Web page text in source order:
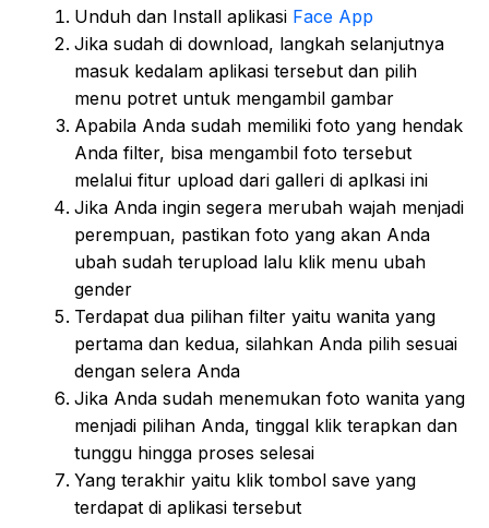
Unduh dan Install aplikasi Face App
Jika sudah di download, langkah selanjutnya
masuk kedalam aplikasi tersebut dan pilih
menu potret untuk mengambil gambar
Apabila Anda sudah memiliki foto yang hendak
Anda filter, bisa mengambil foto tersebut
melalui fitur upload dari galleri di aplkasi ini
Jika Anda ingin segera merubah wajah menjadi
perempuan, pastikan foto yang akan Anda
ubah sudah terupload lalu klik menu ubah
gender
Terdapat dua pilihan filter yaitu wanita yang
pertama dan kedua, silahkan Anda pilih sesuai
dengan selera Anda
Jika Anda sudah menemukan foto wanita yang
menjadi pilihan Anda, tinggal klik terapkan dan
tunggu hingga proses selesai
Yang terakhir yaitu klik tombol save yang
terdapat di aplikasi tersebut